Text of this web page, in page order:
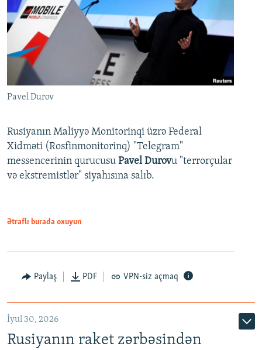
Pavel Durov
Rusiyanın Maliyyə Monitorinqi üzrə Federal
Xidməti (Rosfinmonitorinq) "Telegram"
messencerinin qurucusu Pavel Durovu "terrorçular
və ekstremistlər" siyahısına salıb.
Ətraflı burada oxuyun
Paylaş PDF VPN-siz açmaq
İyul 30, 2026
Rusiyanın raket zərbəsindən